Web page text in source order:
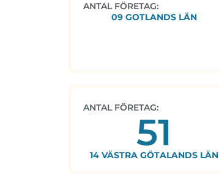
ANTAL FÖRETAG:
09 GOTLANDS LÄN
ANTAL FÖRETAG:
51
14 VÄSTRA GÖTALANDS LÄN